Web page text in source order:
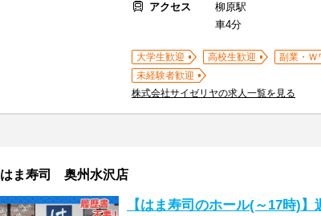
アクセス
柳原駅
車4分
大学生歓迎 高校生歓迎 副業・Ｗ
未経験者歓迎
株式会社サイゼリヤの求人一覧を見る
はま寿司 奥州水沢店
【はま寿司のホール(～17時)